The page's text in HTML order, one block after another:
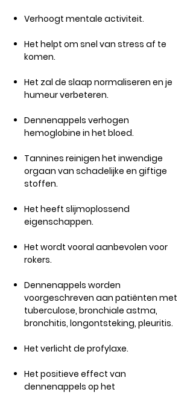
Verhoogt mentale activiteit.
Het helpt om snel van stress af te
komen.
Het zal de slaap normaliseren en je
humeur verbeteren.
Dennenappels verhogen
hemoglobine in het bloed.
Tannines reinigen het inwendige
orgaan van schadelijke en giftige
stoffen.
Het heeft slijmoplossend
eigenschappen.
Het wordt vooral aanbevolen voor
rokers.
Dennenappels worden
voorgeschreven aan patiënten met
tuberculose, bronchiale astma,
bronchitis, longontsteking, pleuritis.
Het verlicht de profylaxe.
Het positieve effect van
dennenappels op het